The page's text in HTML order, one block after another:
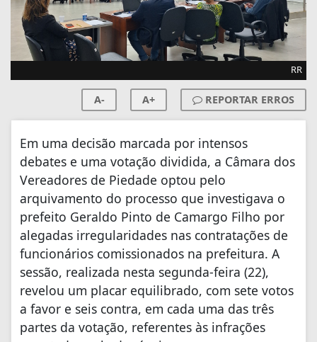
RR
A- A+ REPORTAR ERROS
Em uma decisão marcada por intensos
debates e uma votação dividida, a Câmara dos
Vereadores de Piedade optou pelo
arquivamento do processo que investigava o
prefeito Geraldo Pinto de Camargo Filho por
alegadas irregularidades nas contratações de
funcionários comissionados na prefeitura. A
sessão, realizada nesta segunda-feira (22),
revelou um placar equilibrado, com sete votos
a favor e seis contra, em cada uma das três
partes da votação, referentes às infrações